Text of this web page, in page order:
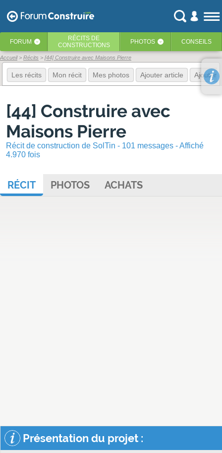
FORUM ‹ RÉCITS DE
CONSTRUCTIONS
PHOTOS ‹ CONSEILS
Accueil Récits [44] Construire avec Maisons Pierre
Les récits Mon récit Mes photos Ajouter article Ajouter
[44] Construire avec
Maisons Pierre
Récit de construction de SolTin - 101 messages - Affiché
4.970 fois
RÉCIT PHOTOS ACHATS
Présentation du projet :